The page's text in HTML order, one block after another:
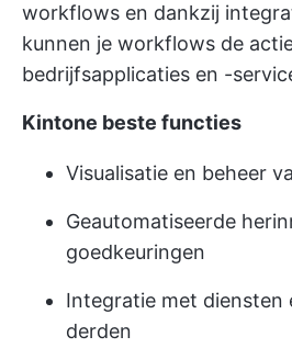
workflows en dankzij
kunnen je workflows de
bedrijfsapplicaties en -
Kintone beste functies
Visualisatie en beheer
Geautomatiseerde
goedkeuringen
Integratie met diensten
derden